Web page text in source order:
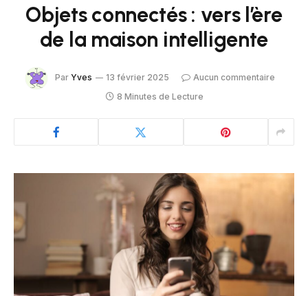
Objets connectés : vers l’ère
de la maison intelligente
Par Yves 13 février 2025
Aucun commentaire
8 Minutes de Lecture